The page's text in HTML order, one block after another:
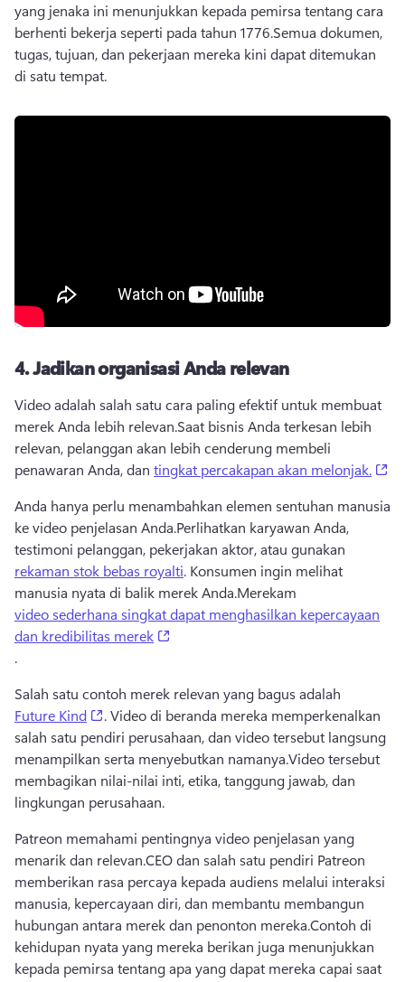
yang jenaka ini menunjukkan kepada pemirsa tentang cara
berhenti bekerja seperti pada tahun 1776.Semua dokumen,
tugas, tujuan, dan pekerjaan mereka kini dapat ditemukan
di satu tempat.
4.Jadikan organisasi Anda relevan
Video adalah salah satu cara paling efektif untuk membuat
merek Anda lebih relevan.Saat bisnis Anda terkesan lebih
relevan, pelanggan akan lebih cenderung membeli
penawaran Anda, dan tingkat percakapan akan melonjak.
Anda hanya perlu menambahkan elemen sentuhan manusia
ke video penjelasan Anda.Perlihatkan karyawan Anda,
testimoni pelanggan, pekerjakan aktor, atau gunakan
rekaman stok bebas royalti. Konsumen ingin melihat
manusia nyata di balik merek Anda.Merekam
video sederhana singkat dapat menghasilkan kepercayaan
dan kredibilitas merek
.
Salah satu contoh merek relevan yang bagus adalah
Future Kind
(opens in a new tab)
. Video di beranda mereka memperkenalkan
salah satu pendiri perusahaan, dan video tersebut langsung
menampilkan serta menyebutkan namanya.Video tersebut
membagikan nilai-nilai inti, etika, tanggung jawab, dan
lingkungan perusahaan.
Patreon memahami pentingnya video penjelasan yang
menarik dan relevan.CEO dan salah satu pendiri Patreon
memberikan rasa percaya kepada audiens melalui interaksi
manusia, kepercayaan diri, dan membantu membangun
hubungan antara merek dan penonton mereka.Contoh di
kehidupan nyata yang mereka berikan juga menunjukkan
kepada pemirsa tentang apa yang dapat mereka capai saat